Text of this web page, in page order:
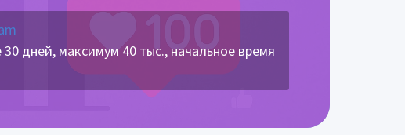
дней, максимум 40 тыс., начальное время